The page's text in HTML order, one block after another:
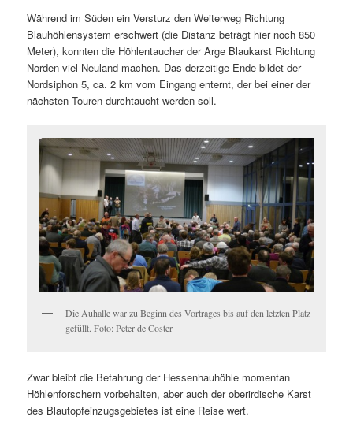
Während im Süden ein Versturz den Weiterweg Richtung
Blauhöhlensystem erschwert (die Distanz beträgt hier noch 850
Meter), konnten die Höhlentaucher der Arge Blaukarst Richtung
Norden viel Neuland machen. Das derzeitige Ende bildet der
Nordsiphon 5, ca. 2 km vom Eingang enternt, der bei einer der
nächsten Touren durchtaucht werden soll.
Die Auhalle war zu Beginn des Vortrages bis auf den letzten Platz
gefüllt. Foto: Peter de Coster
Zwar bleibt die Befahrung der Hessenhauhöhle momentan
Höhlenforschern vorbehalten, aber auch der oberirdische Karst
des Blautopfeinzugsgebietes ist eine Reise wert.